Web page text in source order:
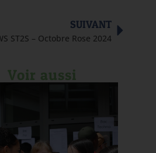
SUIVANT
ST2S – Octobre Rose 2024
Voir aussi